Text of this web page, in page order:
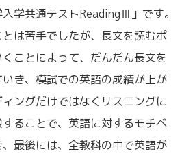
学共通テストReadingⅢ」です。
は苦手でしたが、長文を読むポ
ことによって、だんだん長文を
き、模試での英語の成績が上が
ングだけではなくリスニングに
ることで、英語に対するモチベ
最後には、全教科の中で英語が